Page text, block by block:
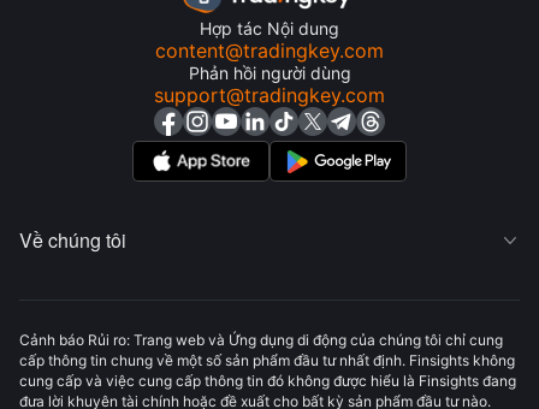
Hợp tác Nội dung
content@tradingkey.com
Phản hồi người dùng
support@tradingkey.com
Về chúng tôi 
Cảnh báo Rủi ro: Trang web và Ứng dụng di động của chúng tôi chỉ cung
cấp thông tin chung về một số sản phẩm đầu tư nhất định. Finsights không
cung cấp và việc cung cấp thông tin đó không được hiểu là Finsights đang
đưa lời khuyên tài chính hoặc đề xuất cho bất kỳ sản phẩm đầu tư nào.